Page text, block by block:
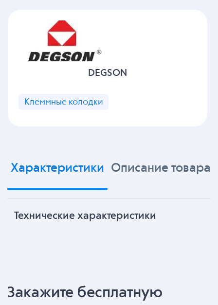
DEGSON
Клеммные колодки
Характеристики Описание товара
Технические характеристики
Закажите бесплатную